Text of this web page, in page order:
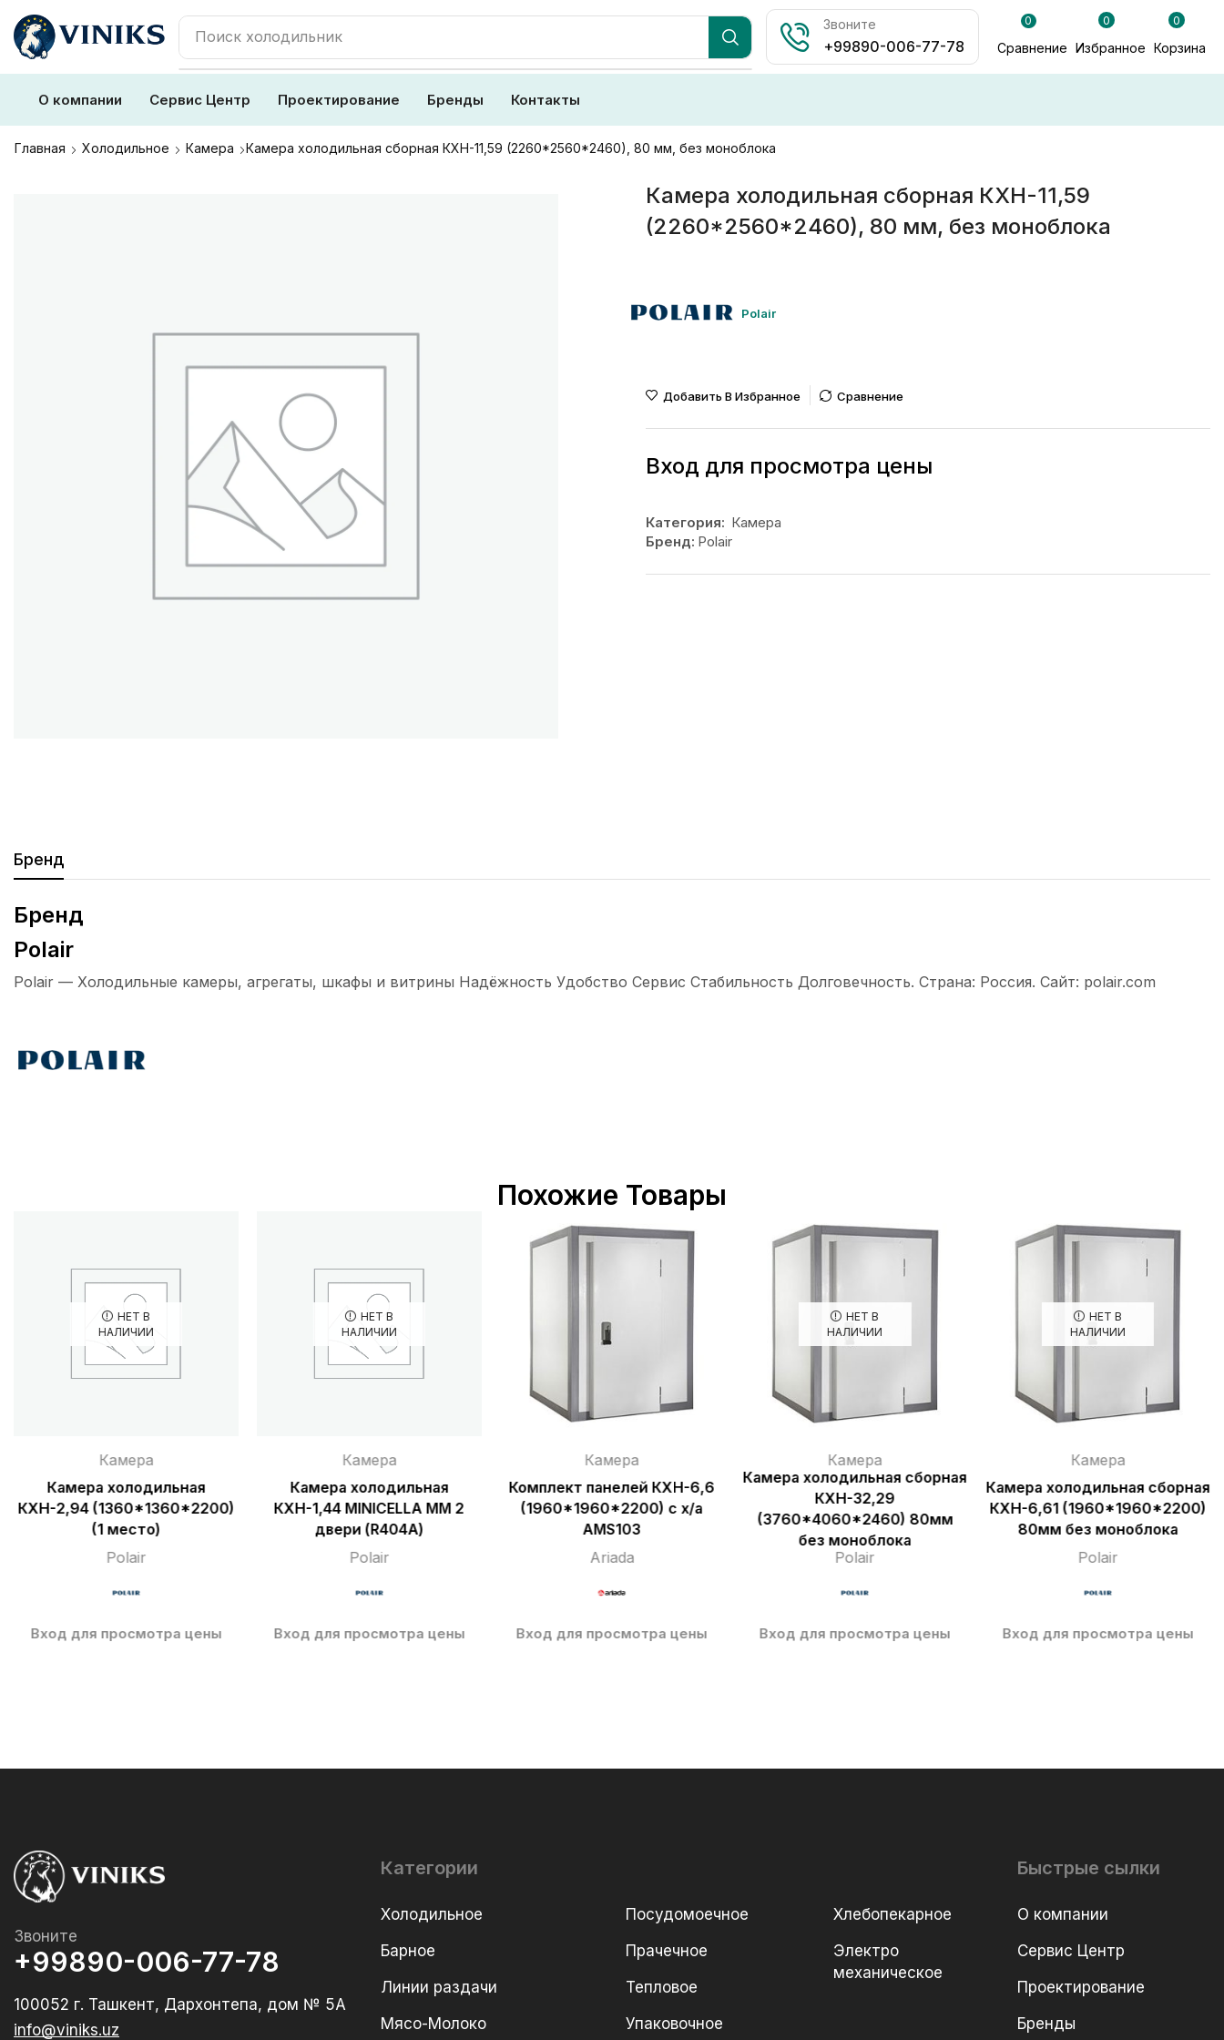
Поиск плита
Звоните
+99890-006-77-78
0
Сравнение
0
Избранное
0
Корзина
О компании Сервис Центр Проектирование Бренды Контакты
Главная Холодильное Камера Камера холодильная сборная КХН-11,59 (2260*2560*2460), 80 мм, без моноблока
Камера холодильная сборная КХН-11,59
(2260*2560*2460), 80 мм, без моноблока
Polair
Добавить В Избранное Сравнение
Вход для просмотра цены
Категория: Камера
Бренд: Polair
Бренд
Бренд
Polair
Polair — Холодильные камеры, агрегаты, шкафы и витрины Надёжность Удобство Сервис Стабильность Долговечность. Страна: Россия. Сайт: polair.com
Похожие Товары
НЕТ В
НАЛИЧИИ
Камера
Камера холодильная
КХН-2,94 (1360*1360*2200)
(1 место)
Polair
Вход для просмотра цены
НЕТ В
НАЛИЧИИ
Камера
Камера холодильная
КХН-1,44 MINICELLA MM 2
двери (R404A)
Polair
Вход для просмотра цены
Камера
Комплект панелей КХН-6,6
(1960*1960*2200) с х/а
AМS103
Ariada
Вход для просмотра цены
НЕТ В
НАЛИЧИИ
Камера
Камера холодильная сборная
КХН-32,29
(3760*4060*2460) 80мм
без моноблока
Polair
Вход для просмотра цены
НЕТ В
НАЛИЧИИ
Камера
Камера холодильная сборная
КХН-6,61 (1960*1960*2200)
80мм без моноблока
Polair
Вход для просмотра цены
Звоните
+99890-006-77-78
100052 г. Ташкент, Дархонтепа, дом № 5А
info@viniks.uz
Категории
Холодильное
Барное
Линии раздачи
Мясо-Молоко
Посудомоечное
Прачечное
Тепловое
Упаковочное
Хлебопекарное
Электро
механическое
Быстрые сылки
О компании
Сервис Центр
Проектирование
Бренды